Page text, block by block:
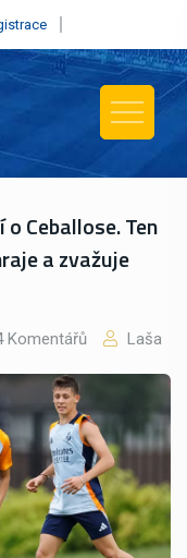
Ceballose. Ten
a zvažuje
Komentářů Laša